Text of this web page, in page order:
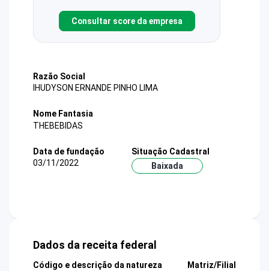
Consultar score da empresa
Razão Social
IHUDYSON ERNANDE PINHO LIMA
Nome Fantasia
THEBEBIDAS
Data de fundação
03/11/2022
Situação Cadastral
Baixada
Dados da receita federal
Código e descrição da natureza
Matriz/Filial